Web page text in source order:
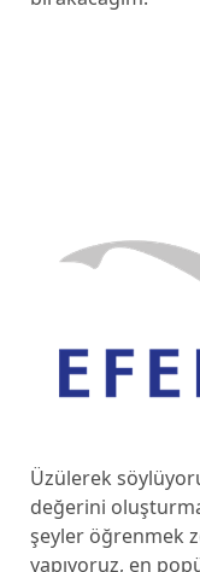
Üzülerek
değerini
şeyler öğrenmek
yapıyoruz, en